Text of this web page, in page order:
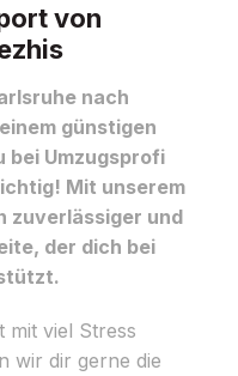
von
nach
günstigen
bei Umzugsprofi
Mit unserem
zuverlässiger und
der dich bei
mit viel Stress
wir dir gerne die